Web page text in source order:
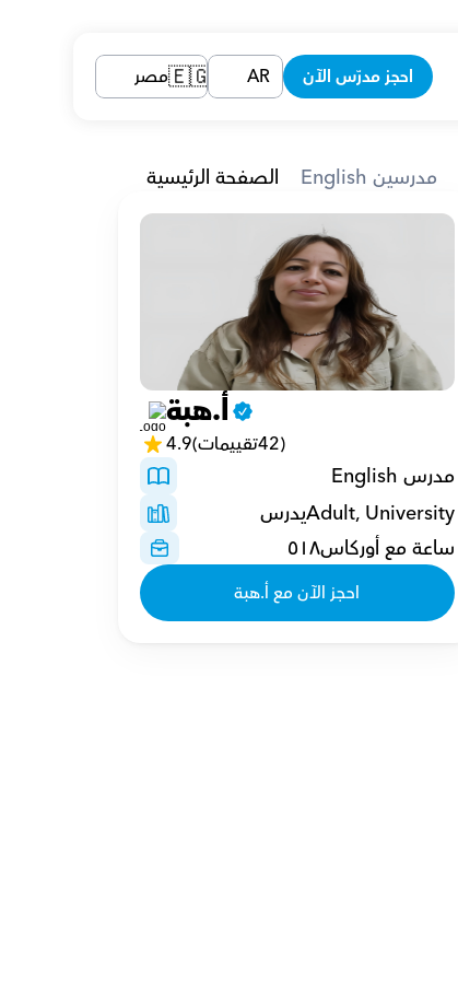
احجز مدرّس الآن AR
🇪🇬مصر
الصفحة الرئيسية English مدرسين
أ.هبة
4.9 (42تقييمات)
مدرس English
Adult, Universityيدرس
ساعة مع أوركاس٥١٨
احجز الآن مع أ.هبة